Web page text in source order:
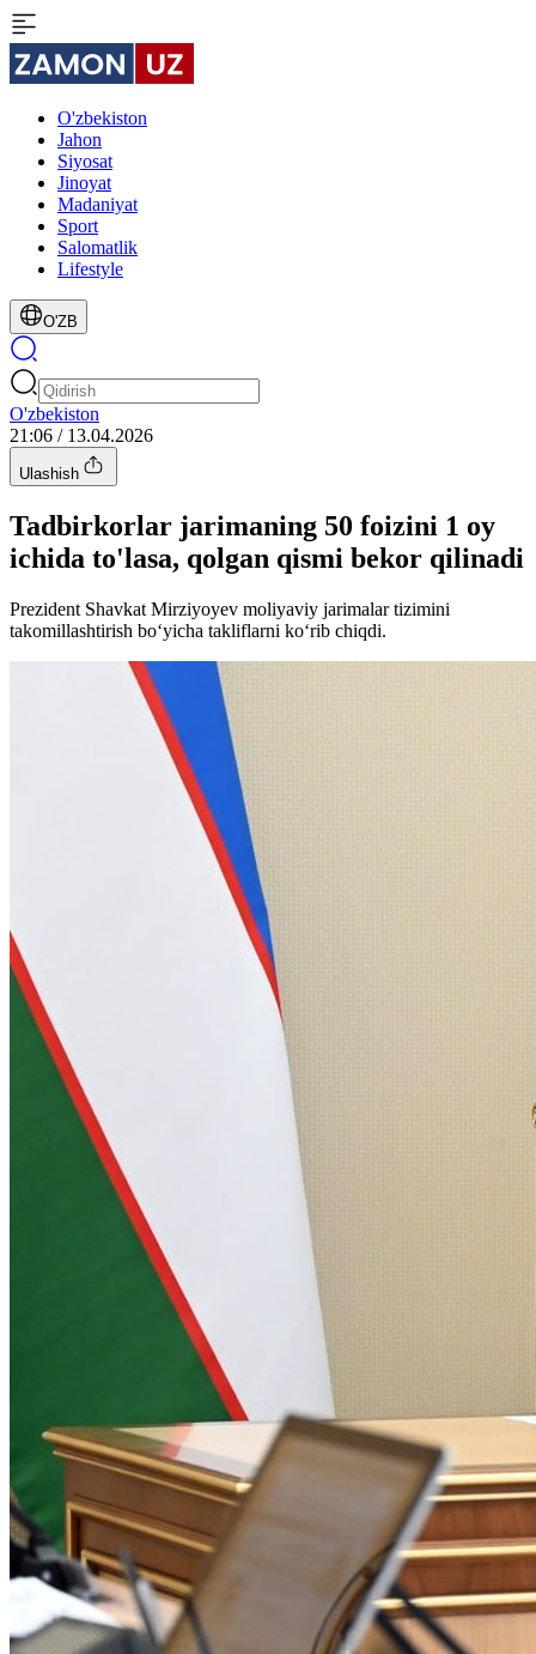
O'zbekiston
Jahon
Siyosat
Jinoyat
Madaniyat
Sport
Salomatlik
Lifestyle
O'ZB
O'zbekiston
21:06 / 13.04.2026
Ulashish
Tadbirkorlar jarimaning 50 foizini 1 oy
ichida to'lasa, qolgan qismi bekor qilinadi
Prezident Shavkat Mirziyoyev moliyaviy jarimalar tizimini
takomillashtirish bo‘yicha takliflarni ko‘rib chiqdi.